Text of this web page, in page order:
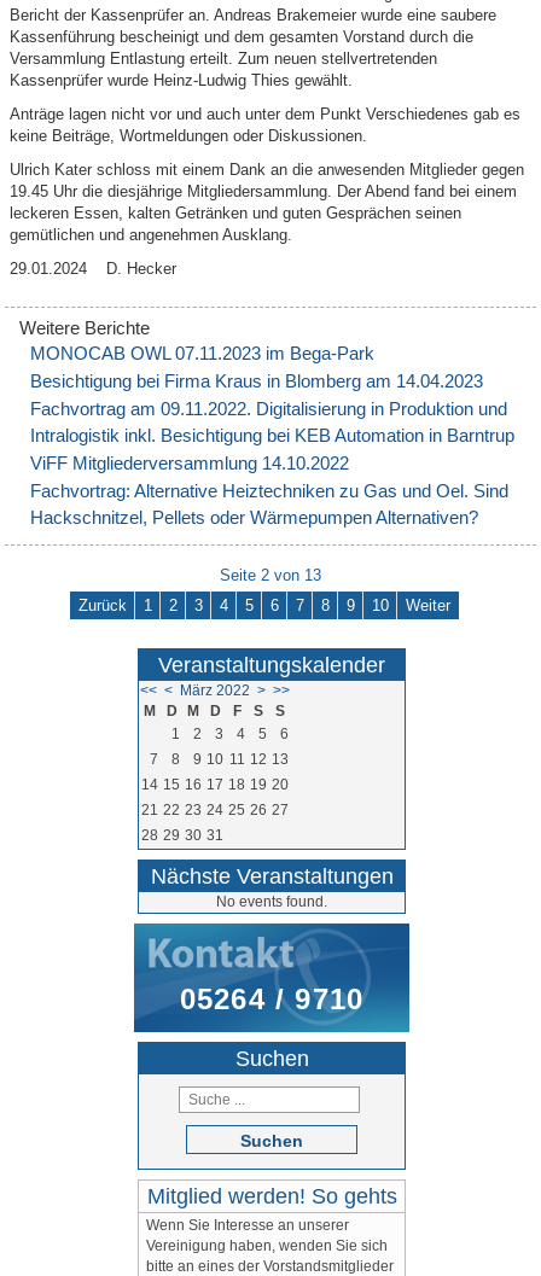
Bericht der Kassenprüfer an. Andreas Brakemeier wurde eine saubere
Kassenführung bescheinigt und dem gesamten Vorstand durch die
Versammlung Entlastung erteilt. Zum neuen stellvertretenden
Kassenprüfer wurde Heinz-Ludwig Thies gewählt.
Anträge lagen nicht vor und auch unter dem Punkt Verschiedenes gab es
keine Beiträge, Wortmeldungen oder Diskussionen.
Ulrich Kater schloss mit einem Dank an die anwesenden Mitglieder gegen
19.45 Uhr die diesjährige Mitgliedersammlung. Der Abend fand bei einem
leckeren Essen, kalten Getränken und guten Gesprächen seinen
gemütlichen und angenehmen Ausklang.
29.01.2024 D. Hecker
MONOCAB OWL 07.11.2023 im Bega-Park
Besichtigung bei Firma Kraus in Blomberg am 14.04.2023
Fachvortrag am 09.11.2022. Digitalisierung in Produktion und
Intralogistik inkl. Besichtigung bei KEB Automation in Barntrup
ViFF Mitgliederversammlung 14.10.2022
Fachvortrag: Alternative Heiztechniken zu Gas und Oel. Sind
Hackschnitzel, Pellets oder Wärmepumpen Alternativen?
Seite 2 von 13
Zurück
1 2 3 4 5 6 7 8 9 10 Weiter
Veranstaltungskalender
<< < März 2022 > >>
M
D M D F S
S
1
2 3 4 5
6
7
8 9 10 11 12 13
14 15 16 17 18 19 20
21 22 23 24 25 26 27
28 29 30 31
Nächste Veranstaltungen
No events found.
05264 / 9710
Suchen
Suchen
Mitglied werden! So gehts
Wenn Sie Interesse an unserer
Vereinigung haben, wenden Sie sich
bitte an eines der Vorstandsmitglieder